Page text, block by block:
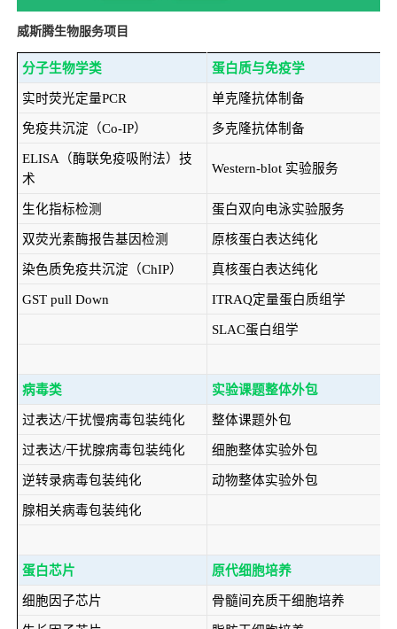
威斯腾生物服务项目
分子生物学类 蛋白质与免疫学
实时荧光定量PCR 单克隆抗体制备
免疫共沉淀（Co-IP） 多克隆抗体制备
ELISA（酶联免疫吸附法）技
术
Western-blot 实验服务
生化指标检测 蛋白双向电泳实验服务
双荧光素酶报告基因检测 原核蛋白表达纯化
染色质免疫共沉淀（ChIP） 真核蛋白表达纯化
GST pull Down ITRAQ定量蛋白质组学
SLAC蛋白组学
病毒类 实验课题整体外包
过表达/干扰慢病毒包装纯化 整体课题外包
过表达/干扰腺病毒包装纯化 细胞整体实验外包
逆转录病毒包装纯化 动物整体实验外包
腺相关病毒包装纯化
蛋白芯片 原代细胞培养
细胞因子芯片 骨髓间充质干细胞培养